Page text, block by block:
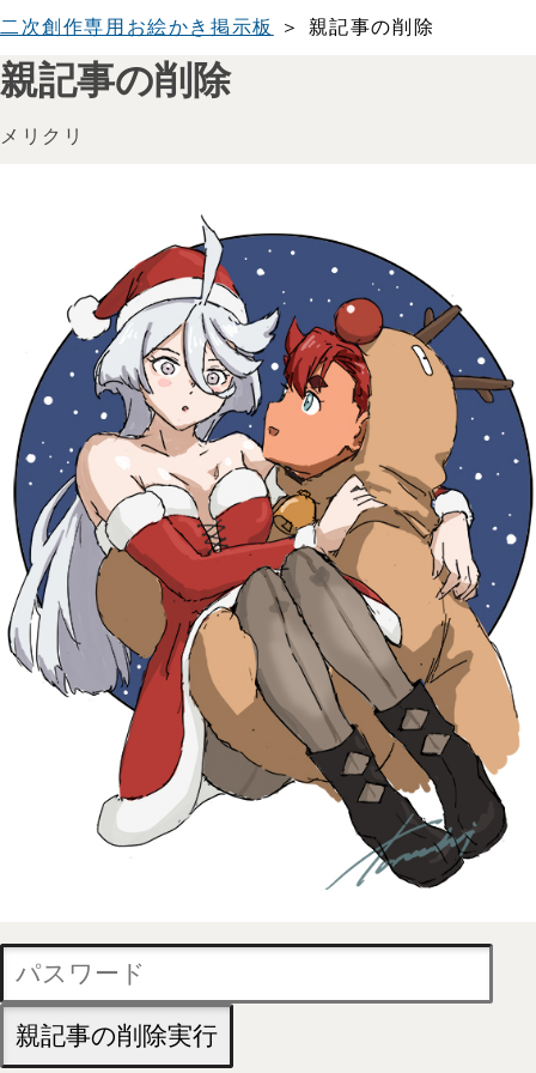
二次創作専用お絵かき掲示板 ＞ 親記事の削除
親記事の削除
メリクリ